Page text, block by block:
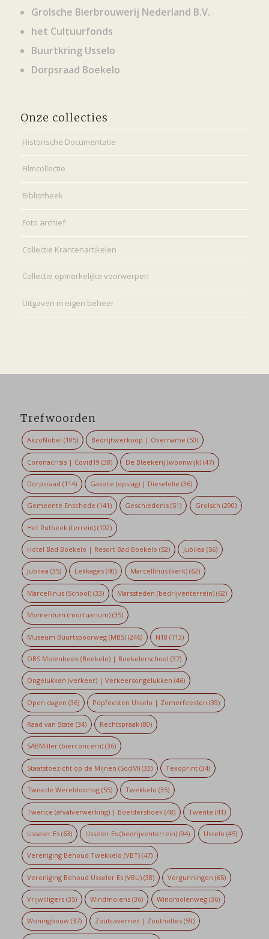
Grolsche Bierbrouwerij Nederland B.V.
het Cultuurfonds
Buurtkring Usselo
Dorpsraad Boekelo
Onze collecties
Historische Documentatie
Filmcollectie
Bibliotheek
Foto archief
Collectie Krantenartikelen
Collectie opmerkelijke voorwerpen
Uitgaven in eigen beheer
Trefwoorden
AkzoNobel (105) Bedrijfsverkoop | Overname (50)
Coronacrisis | Covid19 (38) De Bleekerij (woonwijk) (47)
Dorpsraad (114) Gasolie (opslag) | Dieselolie (36)
Gemeente Enschede (141) Geschiedenis (51) Grolsch (290)
Het Rutbeek (terrein)(102)
Hotel Bad Boekelo | Resort Bad Boekelo (52) Jubilea (56)
Jubilea (35) Lekkages (40) Marcellinus (kerk)(62)
Marcellinus (School)(33) Marssteden (bedrijventerrein) (62)
Momentum (mortuarium)(35)
Museum Buurtspoorweg (MBS)(246) N18 (113)
OBS Molenbeek (Boekelo) | Boekelerschool (37)
Ongelukken (verkeer) | Verkeersongelukken (46)
Open dagen (36) Popfeesten Usselo | Zomerfeesten (39)
Raad van State (34) Rechtspraak (80)
SABMiller (bierconcern)(36)
Staatstoezicht op de Mijnen (SodM)(33) Texoprint (34)
Tweede Wereldoorlog(55) Twekkelo (35)
Twence (afvalverwerking) | Boeldershoek(48) Twente (41)
Usseler Es(63) Usseler Es (bedrijventerrein) (94) Usselo (45)
Vereniging Behoud Twekkelo (VBT)(47)
Vereniging Behoud Usseler Es (VBU)(38) Vergunningen (65)
Vrijwilligers(35) Windmolens (36) Windmolenweg(36)
Woningbouw(37) Zoutcavernes | Zoutholtes (59)